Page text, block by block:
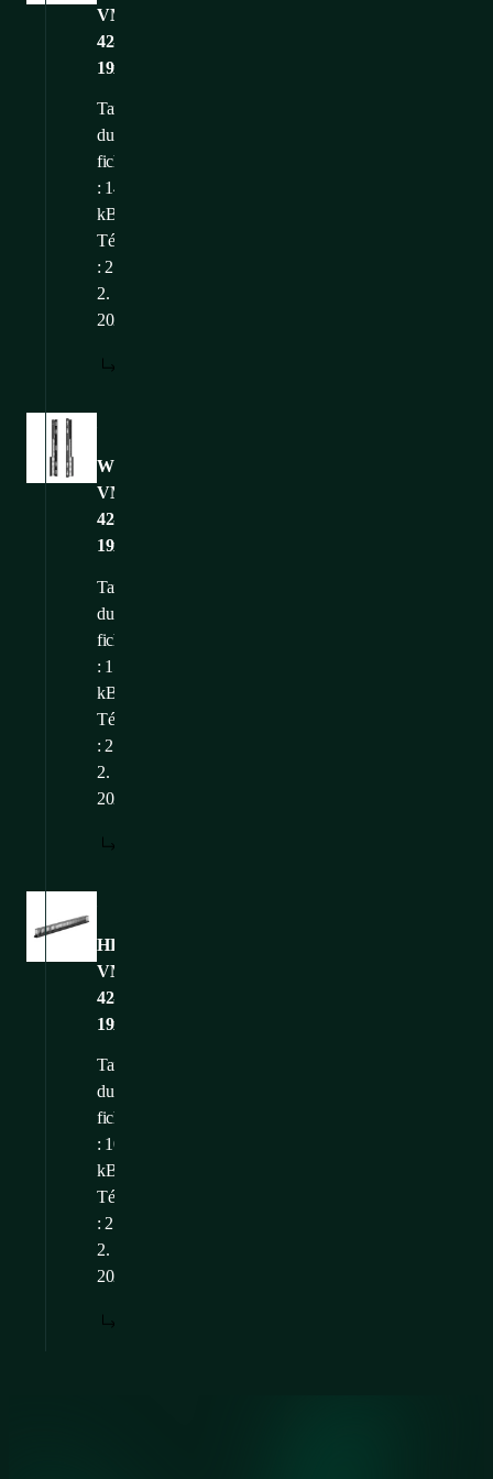
VMR-
42-
19x10f_vertical_WEB
Taille
du
fichier
: 142,59
kB
Téléchargé
: 21.
2.
2025
WM-
VMR-
42-
19x10f_vertical_opened_WEB
Images
Taille
du
fichier
: 155,92
kB
Téléchargé
: 21.
2.
2025
HDWM-
VMR-
42-
19x10f_WEB
Taille
du
fichier
: 109,56
kB
Téléchargé
: 21.
2.
2025